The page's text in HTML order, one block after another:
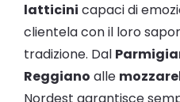
latticini capaci di
clientela con il loro
tradizione. Dal
Reggiano alle